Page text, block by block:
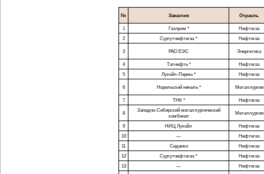
№ Заказчик Отрасль
1 Газпром *
Нефтегаз
2
Сургутнефтегаз * Нефтегаз
3 РАО ЕЭС Энергетика
4 Татнефть *
Нефтегаз
5
Лукойл-Пермь * Нефтегаз
6 Норильский никель * Металлургия
7 ТНК * Нефтегаз
8 Западно-Сибирскийметаллургический
комбинат
Металлургия
9 НИЦ Лукойл
Нефтегаз
10
—
Нефтегаз
11
Сиданко
Нефтегаз
12
Сургутнефтегаз *
Нефтегаз
13
—
Нефтегаз